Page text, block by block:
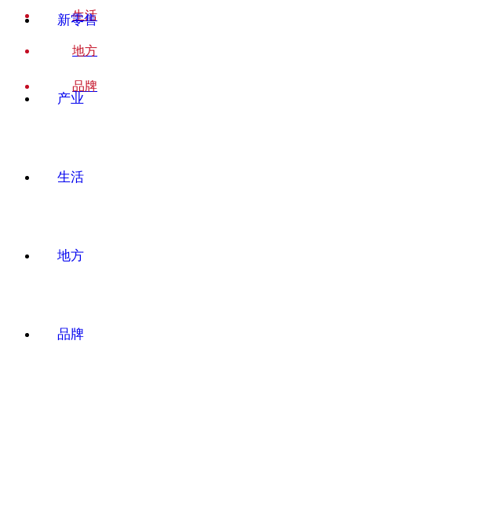
新零售
产业
生活
地方
品牌
生活
地方
品牌